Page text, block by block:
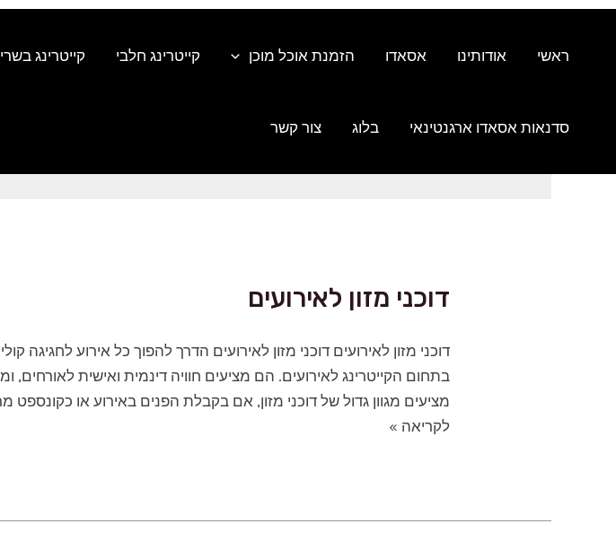
דילוג
ראשי
אודותינו אסאדו הזמנת אוכל מוכן קייטרינג חלבי קייטרינג בשרי
סדנאות אסאדו ארגנטינאי בלוג צור קשר
דוכני מזון לאירועים
דוכני מזון לאירועים דוכני מזון לאירועים הדרך להפוך כל אירוע
בתחום הקייטרינג לאירועים. הם מציעים חוויה דינמית ואישית לאורחים,
מציעים מגוון גדול של דוכני מזון, אם בקבלת הפנים באירוע או
דוכני
לקריאה »